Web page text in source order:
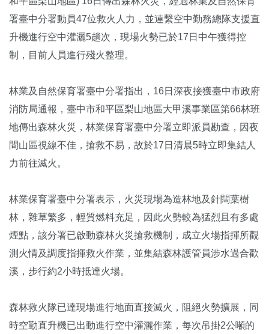
署臺中分署動員47位救火人力，並連繫空中勤務總隊支援直
升機進行空中灌灑5趟次，現場火勢已於17日中午獲得控
制，目前人員進行殘火整理。
林業及自然保育署臺中分署指出，16日深夜接獲臺中市政府
消防局通報，臺中市和平區梨山地區大甲溪事業區第66林班
地傳出森林火災，林業保育署臺中分署立即派員勘查，因夜
間山區視線不佳，搶救不易，故於17日清晨5時立即集結人
力前往滅火。
林業保育署臺中分署表示，火災現場為造林地及針闊葉樹
林，雜草繁多，輕質燃料充足，因此火勢較為猛烈且有多處
煙點，該分署已啟動森林火災搶救機制，成立火場指揮所觀
測火情及調度指揮救火作業，並集結森林護管員涉水過合歡
溪，步行約2小時抵達火場。
森林救火隊已達現場進行地面直接滅火，阻絕火勢擴展，同
時空勤直升機已出動進行空中灌灑作業，每次吊掛2公噸的